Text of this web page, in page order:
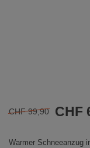
CHF 99,90 CHF
Warmer Schneeanzug